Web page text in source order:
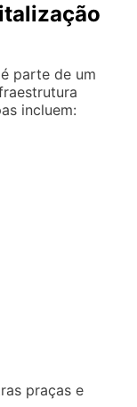
parte de um
incluem:
praças e